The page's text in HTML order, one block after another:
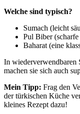
Welche sind typisch?
Sumach (leicht
Pul Biber
Baharat (eine
In wiederverwendbaren
machen sie sich auch
Mein Tipp: Frag den
der türkischen Küche
kleines Rezept dazu!